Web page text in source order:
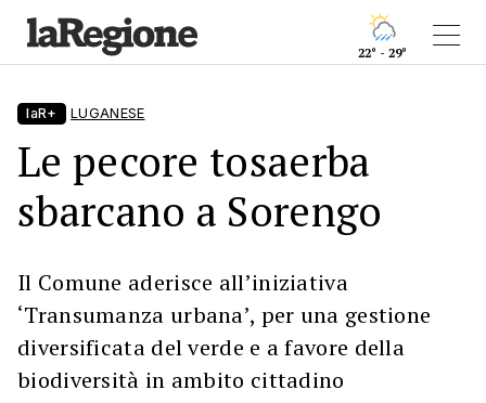
22° - 29°
laR+ LUGANESE
Le pecore tosaerba
sbarcano a Sorengo
Il Comune aderisce all’iniziativa
‘Transumanza urbana’, per una gestione
diversificata del verde e a favore della
biodiversità in ambito cittadino